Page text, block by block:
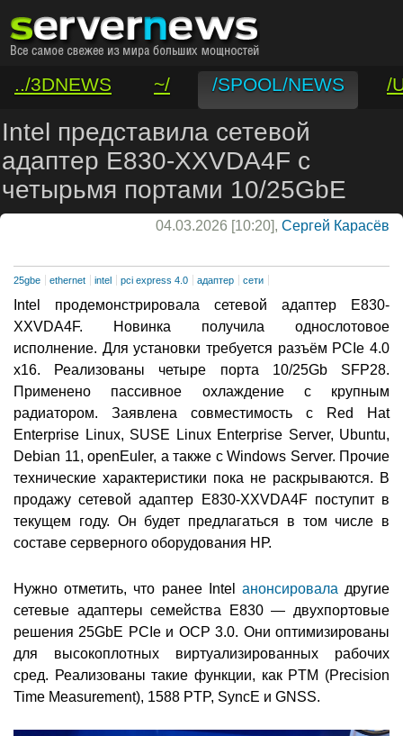
../3DNEWS ~/ /SPOOL/NEWS
/
/VAR/CONTACT
Intel представила сетевой
адаптер E830-XXVDA4F с
четырьмя портами 10/25GbE
04.03.2026 [10:20], Сергей Карасёв
25gbe ethernet intel pci express 4.0 адаптер сети
Intel продемонстрировала сетевой адаптер E830-
XXVDA4F. Новинка получила однослотовое
исполнение. Для установки требуется разъём PCIe 4.0
x16. Реализованы четыре порта 10/25Gb SFP28.
Применено пассивное охлаждение с крупным
радиатором. Заявлена совместимость с Red Hat
Enterprise Linux, SUSE Linux Enterprise Server, Ubuntu,
Debian 11, openEuler, а также с Windows Server. Прочие
технические характеристики пока не раскрываются. В
продажу сетевой адаптер E830-XXVDA4F поступит в
текущем году. Он будет предлагаться в том числе в
составе серверного оборудования НР.
Нужно отметить, что ранее Intel анонсировала другие
сетевые адаптеры семейства E830 — двухпортовые
решения 25GbE PCIe и OCP 3.0. Они оптимизированы
для высокоплотных виртуализированных рабочих
сред. Реализованы такие функции, как PTM (Precision
Time Measurement), 1588 PTP, SyncE и GNSS.